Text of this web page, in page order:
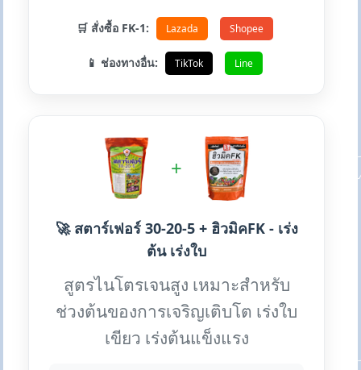
🛒 สั่งซื้อ FK-1: Lazada Shopee
📱 ช่องทางอื่น: TikTok Line
+
🚀 สตาร์เฟอร์ 30-20-5 + ฮิวมิคFK - เร่ง
ต้น เร่งใบ
สูตรไนโตรเจนสูง เหมาะสำหรับ
ช่วงต้นของการเจริญเติบโต เร่งใบ
เขียว เร่งต้นแข็งแรง